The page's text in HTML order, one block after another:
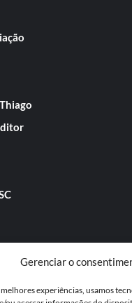
Gerenciar o
experiências, usamos